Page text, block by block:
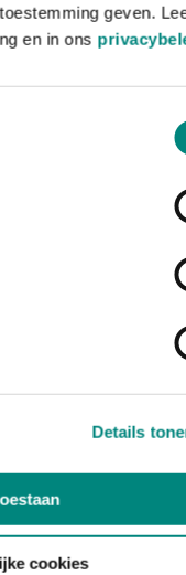
geven.
en in ons
Details
cookies